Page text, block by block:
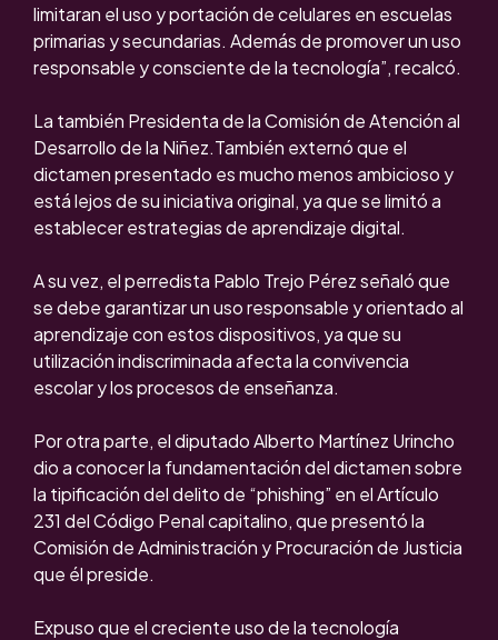
limitaran el uso y portación de celulares en escuelas
primarias y secundarias. Además de promover un uso
responsable y consciente de la tecnología”, recalcó.
La también Presidenta de la Comisión de Atención al
Desarrollo de la Niñez.También externó que el
dictamen presentado es mucho menos ambicioso y
está lejos de su iniciativa original, ya que se limitó a
establecer estrategias de aprendizaje digital.
A su vez, el perredista Pablo Trejo Pérez señaló que
se debe garantizar un uso responsable y orientado al
aprendizaje con estos dispositivos, ya que su
utilización indiscriminada afecta la convivencia
escolar y los procesos de enseñanza.
Por otra parte, el diputado Alberto Martínez Urincho
dio a conocer la fundamentación del dictamen sobre
la tipificación del delito de “phishing” en el Artículo
231 del Código Penal capitalino, que presentó la
Comisión de Administración y Procuración de Justicia
que él preside.
Expuso que el creciente uso de la tecnología